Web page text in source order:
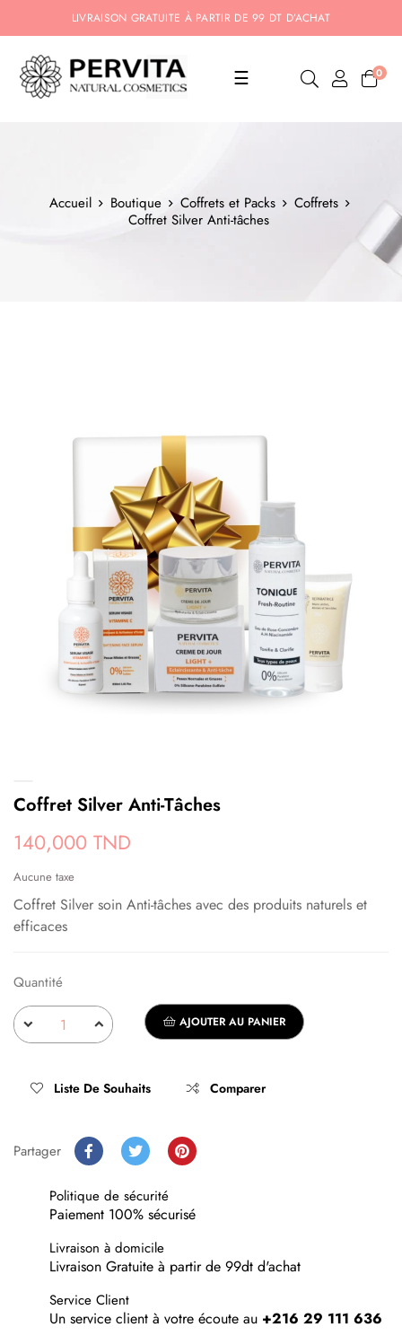
LIVRAISON GRATUITE À PARTIR DE 99 DT D’ACHAT
Basculer
☰ 0
Accueil Boutique Coffrets et Packs
Coffrets
Coffret Silver Anti-tâches
Coffret Silver Anti-Tâches
140,000 TND
Aucune taxe
Coffret Silver soin Anti-tâches avec des produits naturels et
efficaces
Quantité
AJOUTER AU PANIER
Liste De Souhaits Comparer
Partager
Politique de sécurité
Paiement 100% sécurisé
Livraison à domicile
Livraison Gratuite à partir de 99dt d'achat
Service Client
Un service client à votre écoute au +216 29 111 636